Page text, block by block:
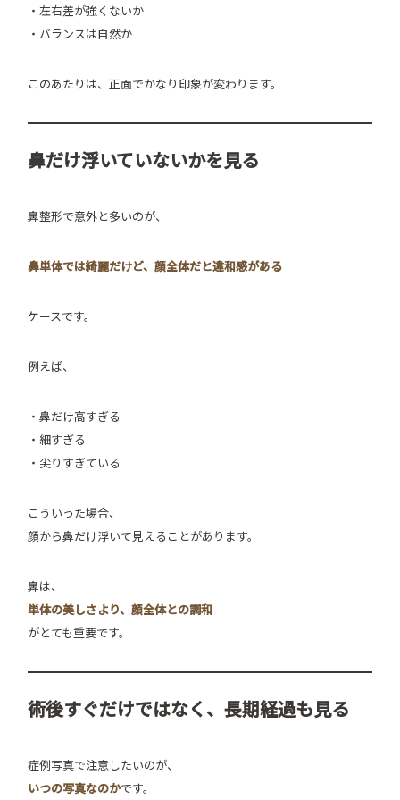
・左右差が強くないか
・バランスは自然か
このあたりは、正面でかなり印象が変わります。
鼻だけ浮いていないかを見る
鼻整形で意外と多いのが、
鼻単体では綺麗だけど、顔全体だと違和感がある
ケースです。
例えば、
・鼻だけ高すぎる
・細すぎる
・尖りすぎている
こういった場合、
顔から鼻だけ浮いて見えることがあります。
鼻は、
単体の美しさより、顔全体との調和
がとても重要です。
術後すぐだけではなく、長期経過も見る
症例写真で注意したいのが、
いつの写真なのかです。